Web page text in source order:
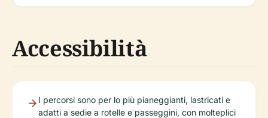
Accessibilità
I percorsi sono per lo più pianeggianti, lastricati e
adatti a sedie a rotelle e passeggini, con molteplici